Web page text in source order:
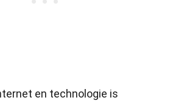
en technologie is